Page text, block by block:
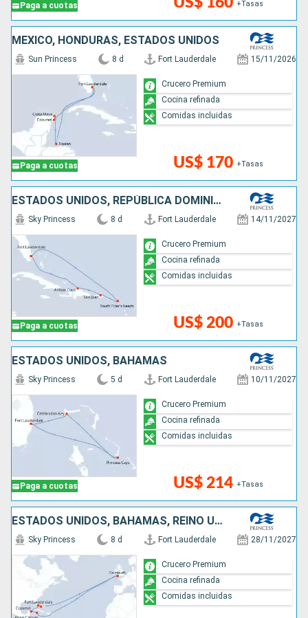
Paga a cuotas +Tasas
MÉXICO, HONDURAS, ESTADOS UNIDOS
Paga a cuotas
Sun Princess 8 d Fort Lauderdale 15/11/2026
US$ 170 +Tasas
Crucero Premium
Cocina refinada
Comidas incluidas
ESTADOS UNIDOS, REPÚBLICA DOMINICANA, PUERTO RICO
Paga a cuotas
Sky Princess 8 d Fort Lauderdale 14/11/2027
US$ 200 +Tasas
Crucero Premium
Cocina refinada
Comidas incluidas
ESTADOS UNIDOS, BAHAMAS
Paga a cuotas
Sky Princess 5 d Fort Lauderdale 10/11/2027
US$ 214 +Tasas
Crucero Premium
Cocina refinada
Comidas incluidas
ESTADOS UNIDOS, BAHAMAS, REINO UNIDO, ISLAS CAIMÁN, MÉXICO
Sky Princess 8 d Fort Lauderdale 28/11/2027
Crucero Premium
Cocina refinada
Comidas incluidas